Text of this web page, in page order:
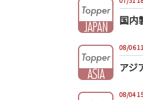
国内
08/06
アジ
08/04